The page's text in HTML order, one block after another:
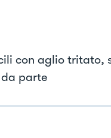
con aglio tritato,
parte